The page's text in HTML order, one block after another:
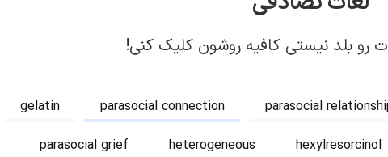
رو بلد نیستی کافیه روشون کلیک کنی!
gelatin parasocial connection parasocial
parasocial grief heterogeneous hexylresorcinol